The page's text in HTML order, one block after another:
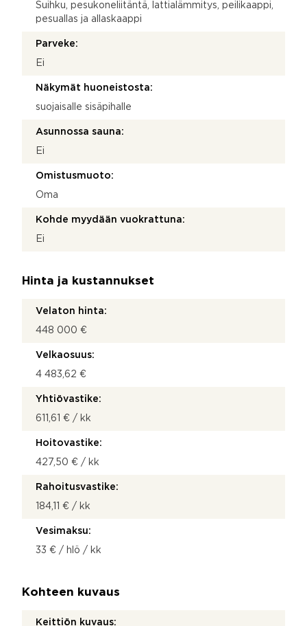
Suihku, pesukoneliitäntä, lattialämmitys, peilikaappi,
pesuallas ja allaskaappi
Parveke:
Ei
Näkymät huoneistosta:
suojaisalle sisäpihalle
Asunnossa sauna:
Ei
Omistusmuoto:
Oma
Kohde myydään vuokrattuna:
Ei
Hinta ja kustannukset
Velaton hinta:
448 000 €
Velkaosuus:
4 483,62 €
Yhtiövastike:
611,61 € / kk
Hoitovastike:
427,50 € / kk
Rahoitusvastike:
184,11 € / kk
Vesimaksu:
33 € / hlö / kk
Kohteen kuvaus
Keittiön kuvaus: